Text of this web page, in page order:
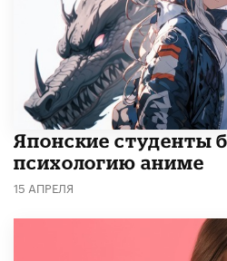
Японские студенты
психологию аниме
15 АПРЕЛЯ